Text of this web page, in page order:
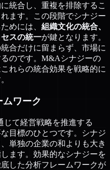
統合し、重複を排除するこ
ます。この段階でシナジー
めには、 組織文化の統合、
スの統一が鍵となります。
合だけに留まらず、市場に
のです。M&Aシナジーの
れらの統合効果を戦略的に
ワーク
て経営戦略を推進する
目標のひとつです。シナジ
単独の企業の和よりも大き
ます。効果的なシナジーを
した分析フレームワークが